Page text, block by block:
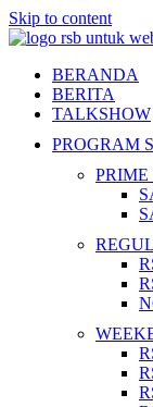
Skip to content
BERANDA
BERITA
TALKSHOW
PROGRAM
PRIME